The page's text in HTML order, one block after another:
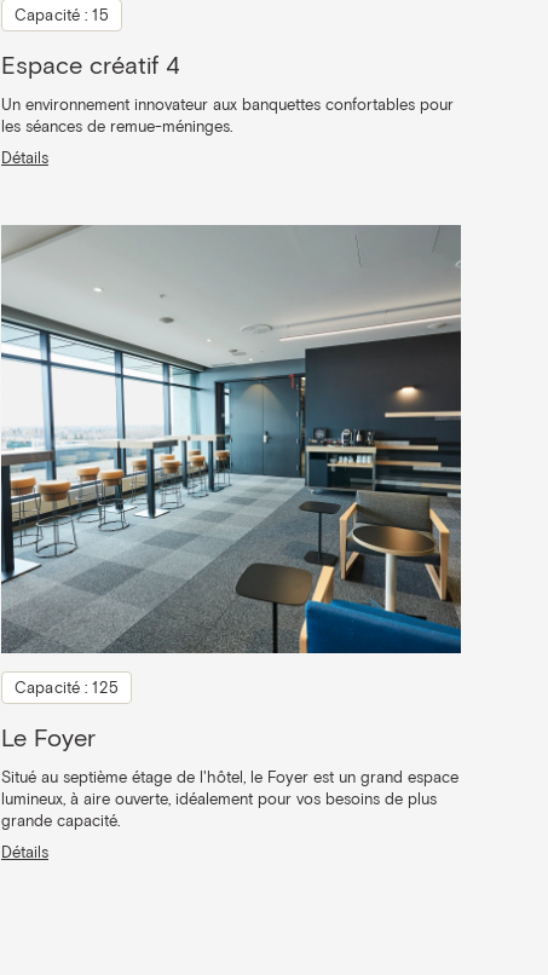
Capacité : 15
Espace créatif 4
Un environnement innovateur aux banquettes confortables pour
les séances de remue-méninges.
Détails
Capacité : 125
Le Foyer
Situé au septième étage de l'hôtel, le Foyer est un grand espace
lumineux, à aire ouverte, idéalement pour vos besoins de plus
grande capacité.
Détails